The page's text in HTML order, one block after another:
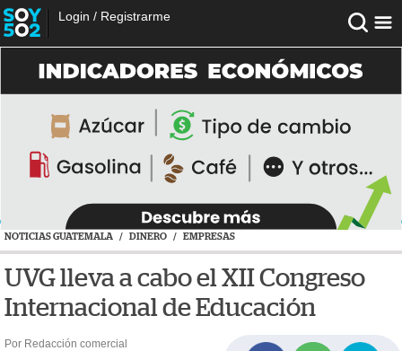
Login / Registrarme
NOTICIAS GUATEMALA / DINERO / EMPRESAS
UVG lleva a cabo el XII Congreso
Internacional de Educación
Por Redacción comercial